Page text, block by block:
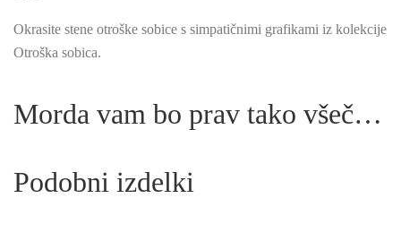
Okrasite stene otroške sobice s simpatičnimi grafikami iz kolekcije
Otroška sobica.
Morda vam bo prav tako všeč…
Podobni izdelki